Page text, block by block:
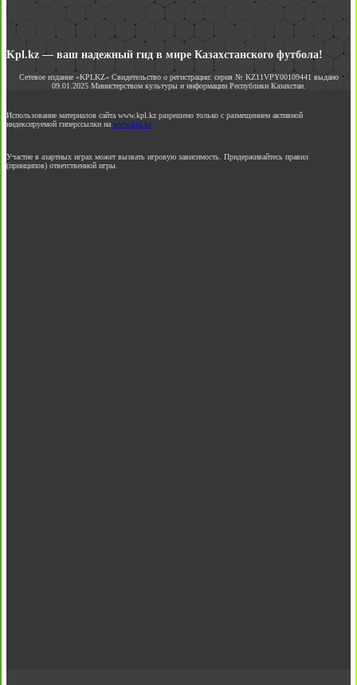
Kpl.kz — ваш надежный гид в мире Казахстанского футбола!
Сетевое издание «KPLKZ» Свидетельство о регистрации: серия № KZ11VPY00109441 выдано
09.01.2025 Министерством культуры и информации Республики Казахстан.
Использование материалов сайта www.kpl.kz разрешено только с размещением активной
индексируемой гиперссылки на www.kpl.kz
Участие в азартных играх может вызвать игровую зависимость. Придерживайтесь правил
(принципов) ответственной игры.